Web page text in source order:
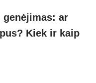
genėjimas: ar
Kiek ir kaip